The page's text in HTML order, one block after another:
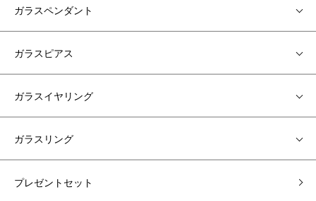
ガラスペンダント
ガラスピアス
ガラスイヤリング
ガラスリング
プレゼントセット